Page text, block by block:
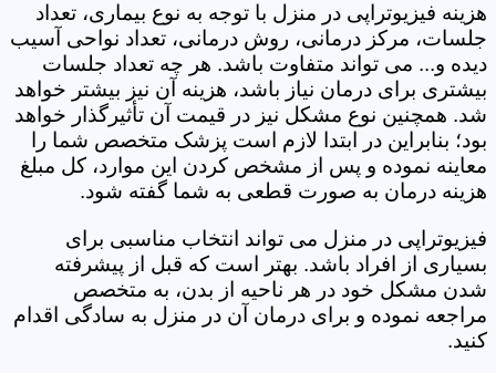
هزینه فیزیوتراپی در منزل با توجه به نوع بیماری، تعداد
جلسات، مرکز درمانی، روش درمانی، تعداد نواحی آسیب
دیده و... می تواند متفاوت باشد. هر چه تعداد جلسات
بیشتری برای درمان نیاز باشد، هزینه آن نیز بیشتر خواهد
شد. همچنین نوع مشکل نیز در قیمت آن تأثیرگذار خواهد
بود؛ بنابراین در ابتدا لازم است پزشک متخصص شما را
معاینه نموده و پس از مشخص کردن این موارد، کل مبلغ
هزینه درمان به صورت قطعی به شما گفته شود.
فیزیوتراپی در منزل می تواند انتخاب مناسبی برای
بسیاری از افراد باشد. بهتر است که قبل از پیشرفته
شدن مشکل خود در هر ناحیه از بدن، به متخصص
مراجعه نموده و برای درمان آن در منزل به سادگی اقدام
کنید.